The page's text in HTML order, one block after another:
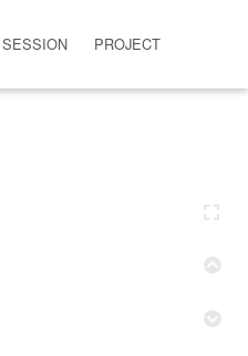
SESSION PROJECT